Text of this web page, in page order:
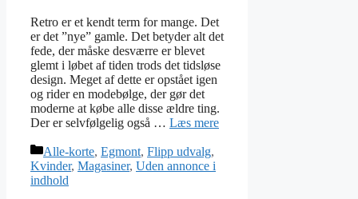
Retro er et kendt term for mange. Det
er det ”nye” gamle. Det betyder alt det
fede, der måske desværre er blevet
glemt i løbet af tiden trods det tidsløse
design. Meget af dette er opstået igen
og rider en modebølge, der gør det
moderne at købe alle disse ældre ting.
Der er selvfølgelig også … Læs mere
Kategorier
Alle-korte, Egmont, Flipp udvalg,
Kvinder, Magasiner, Uden annonce i
indhold